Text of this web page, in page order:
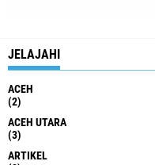
JELAJAHI
ACEH
(2)
ACEH UTARA
(3)
ARTIKEL